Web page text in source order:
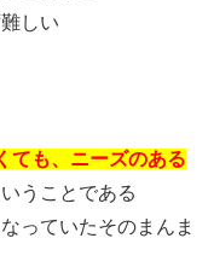
しい
ても、ニーズのある
うことである
っていたそのまんま